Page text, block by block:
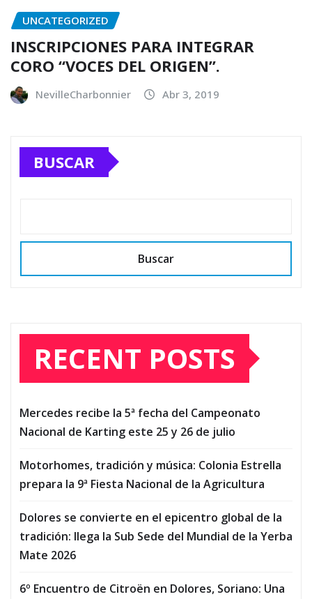
UNCATEGORIZED
INSCRIPCIONES PARA INTEGRAR
CORO “VOCES DEL ORIGEN”.
NevilleCharbonnier Abr 3, 2019
BUSCAR
Buscar
RECENT POSTS
Mercedes recibe la 5ª fecha del Campeonato
Nacional de Karting este 25 y 26 de julio
Motorhomes, tradición y música: Colonia Estrella
prepara la 9ª Fiesta Nacional de la Agricultura
Dolores se convierte en el epicentro global de la
tradición: llega la Sub Sede del Mundial de la Yerba
Mate 2026
6º Encuentro de Citroën en Dolores, Soriano: Una